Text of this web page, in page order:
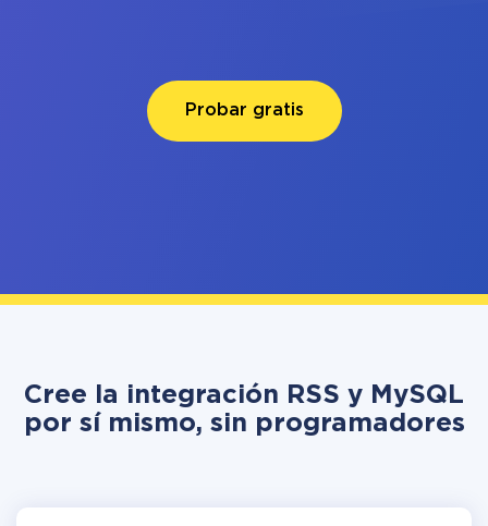
Probar gratis
Cree la integración RSS y MySQL
por sí mismo, sin programadores